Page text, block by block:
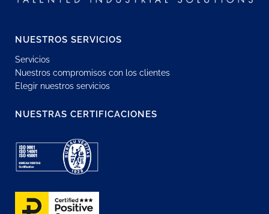
NUESTROS SERVICIOS
Servicios
Nuestros compromisos con los clientes
Elegir nuestros servicios
NUESTRAS CERTIFICACIONES